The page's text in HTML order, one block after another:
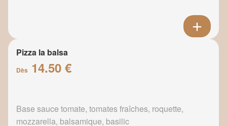
Pizza la balsa
Dès 14.50 €
Base sauce tomate, tomates fraîches, roquette,
mozzarella, balsamique, basilic